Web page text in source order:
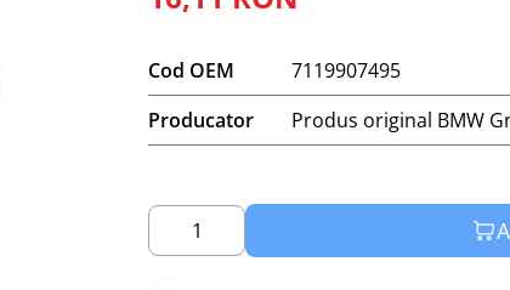
Cod OEM
7119907495
Producator
Produs original BMW
1